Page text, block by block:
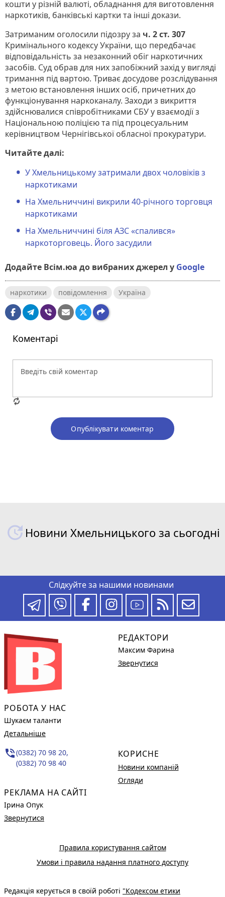
кошти у різній валюті, обладнання для виготовлення
наркотиків, банківські картки та інші докази.
Затриманим оголосили підозру за ч. 2 ст. 307
Кримінального кодексу України, що передбачає
відповідальність за незаконний обіг наркотичних
засобів. Суд обрав для них запобіжний захід у вигляді
тримання під вартою. Триває досудове розслідування
з метою встановлення інших осіб, причетних до
функціонування наркоканалу. Заходи з викриття
здійснювалися співробітниками СБУ у взаємодії з
Національною поліцією та під процесуальним
керівництвом Чернігівської обласної прокуратури.
Читайте далі:
У Хмельницькому затримали двох чоловіків з
наркотиками
На Хмельниччині викрили 40-річного торговця
наркотиками
На Хмельниччині біля АЗС «спалився»
наркоторговець. Його засудили
Додайте Всім.юа до вибраних джерел у Google
наркотики повідомлення Україна
Коментарі
Опублікувати коментар
Новини Хмельницького за сьогодні
Слідкуйте за нашими новинами
РОБОТА У НАС
Шукаєм таланти
Детальніше
phone_in_talk(0382) 70 98 20,
(0382) 70 98 40
РЕКЛАМА НА САЙТІ
Ірина Опук
Звернутися
РЕДАКТОРИ
Максим Фарина
Звернутися
КОРИСНЕ
Новини компаній
Огляди
Правила користування сайтом
Умови і правила надання платного доступу
Редакція керується в своїй роботі "Кодексом етики